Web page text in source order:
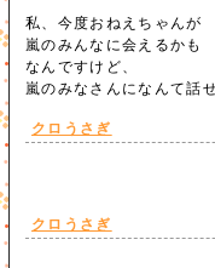
私、今度おねえちゃんが
嵐のみんなに会えるかも
なんですけど、
嵐のみなさんになんて
クロうさぎ
クロうさぎ